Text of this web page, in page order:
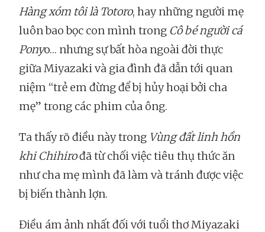
Hàng xóm tôi là Totoro, hay những người mẹ
luôn bao bọc con mình trong Cô bé người cá
Ponyo… nhưng sự bất hòa ngoài đời thực
giữa Miyazaki và gia đình đã dẫn tới quan
niệm “trẻ em đừng để bị hủy hoại bởi cha
mẹ” trong các phim của ông.
Ta thấy rõ điều này trong Vùng đất linh hồn
khi Chihirođã từ chối việc tiêu thụ thức ăn
như cha mẹ mình đã làm và tránh được việc
bị biến thành lợn.
Điều ám ảnh nhất đối với tuổi thơ Miyazaki